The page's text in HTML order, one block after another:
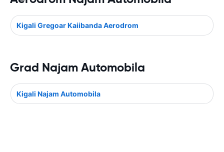
Kigali Gregoar Kaiibanda Aerodrom
Grad Najam Automobila
Kigali Najam Automobila